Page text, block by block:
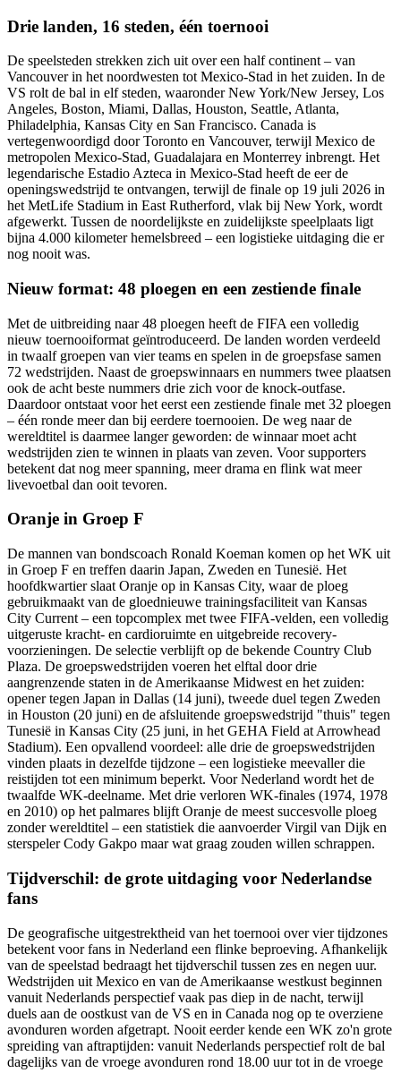
Drie landen, 16 steden, één toernooi
De speelsteden strekken zich uit over een half continent – van
Vancouver in het noordwesten tot Mexico-Stad in het zuiden. In de
VS rolt de bal in elf steden, waaronder New York/New Jersey, Los
Angeles, Boston, Miami, Dallas, Houston, Seattle, Atlanta,
Philadelphia, Kansas City en San Francisco. Canada is
vertegenwoordigd door Toronto en Vancouver, terwijl Mexico de
metropolen Mexico-Stad, Guadalajara en Monterrey inbrengt. Het
legendarische Estadio Azteca in Mexico-Stad heeft de eer de
openingswedstrijd te ontvangen, terwijl de finale op 19 juli 2026 in
het MetLife Stadium in East Rutherford, vlak bij New York, wordt
afgewerkt. Tussen de noordelijkste en zuidelijkste speelplaats ligt
bijna 4.000 kilometer hemelsbreed – een logistieke uitdaging die er
nog nooit was.
Nieuw format: 48 ploegen en een zestiende finale
Met de uitbreiding naar 48 ploegen heeft de FIFA een volledig
nieuw toernooiformat geïntroduceerd. De landen worden verdeeld
in twaalf groepen van vier teams en spelen in de groepsfase samen
72 wedstrijden. Naast de groepswinnaars en nummers twee plaatsen
ook de acht beste nummers drie zich voor de knock-outfase.
Daardoor ontstaat voor het eerst een zestiende finale met 32 ploegen
– één ronde meer dan bij eerdere toernooien. De weg naar de
wereldtitel is daarmee langer geworden: de winnaar moet acht
wedstrijden zien te winnen in plaats van zeven. Voor supporters
betekent dat nog meer spanning, meer drama en flink wat meer
livevoetbal dan ooit tevoren.
Oranje in Groep F
De mannen van bondscoach Ronald Koeman komen op het WK uit
in Groep F en treffen daarin Japan, Zweden en Tunesië. Het
hoofdkwartier slaat Oranje op in Kansas City, waar de ploeg
gebruikmaakt van de gloednieuwe trainingsfaciliteit van Kansas
City Current – een topcomplex met twee FIFA-velden, een volledig
uitgeruste kracht- en cardioruimte en uitgebreide recovery-
voorzieningen. De selectie verblijft op de bekende Country Club
Plaza. De groepswedstrijden voeren het elftal door drie
aangrenzende staten in de Amerikaanse Midwest en het zuiden:
opener tegen Japan in Dallas (14 juni), tweede duel tegen Zweden
in Houston (20 juni) en de afsluitende groepswedstrijd "thuis" tegen
Tunesië in Kansas City (25 juni, in het GEHA Field at Arrowhead
Stadium). Een opvallend voordeel: alle drie de groepswedstrijden
vinden plaats in dezelfde tijdzone – een logistieke meevaller die
reistijden tot een minimum beperkt. Voor Nederland wordt het de
twaalfde WK-deelname. Met drie verloren WK-finales (1974, 1978
en 2010) op het palmares blijft Oranje de meest succesvolle ploeg
zonder wereldtitel – een statistiek die aanvoerder Virgil van Dijk en
sterspeler Cody Gakpo maar wat graag zouden willen schrappen.
Tijdverschil: de grote uitdaging voor Nederlandse
fans
De geografische uitgestrektheid van het toernooi over vier tijdzones
betekent voor fans in Nederland een flinke beproeving. Afhankelijk
van de speelstad bedraagt het tijdverschil tussen zes en negen uur.
Wedstrijden uit Mexico en van de Amerikaanse westkust beginnen
vanuit Nederlands perspectief vaak pas diep in de nacht, terwijl
duels aan de oostkust van de VS en in Canada nog op te overziene
avonduren worden afgetrapt. Nooit eerder kende een WK zo'n grote
spreiding van aftraptijden: vanuit Nederlands perspectief rolt de bal
dagelijks van de vroege avonduren rond 18.00 uur tot in de vroege